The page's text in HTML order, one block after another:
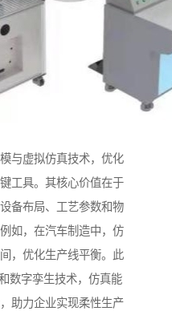
与虚拟仿真技术，优化
工具。其核心价值在于
备布局、工艺参数和物
如，在汽车制造中，仿
，优化生产线平衡。此
数字孪生技术，仿真能
助力企业实现柔性生产